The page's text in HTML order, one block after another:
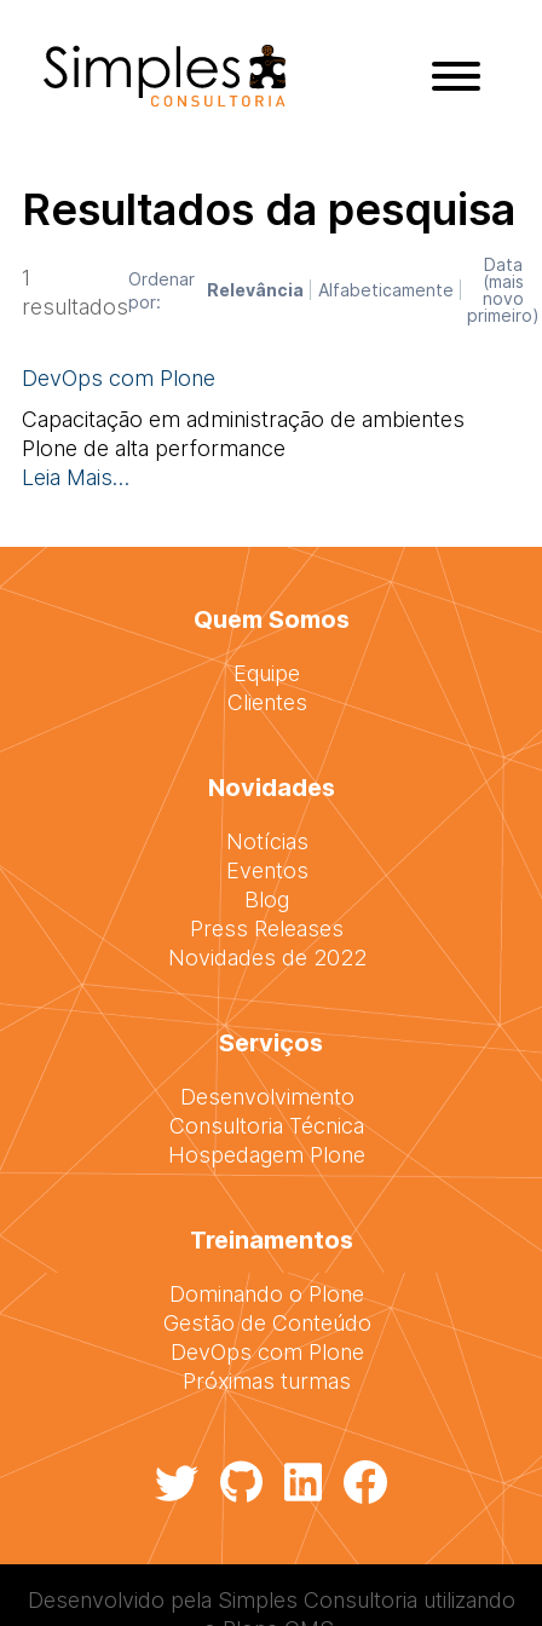
Resultados da pesquisa
1
resultados
Ordenar
por:
Relevância Alfabeticamente
Data
(mais
novo
primeiro)
DevOps com Plone
Capacitação em administração de ambientes
Plone de alta performance
Leia Mais…
Quem Somos
Equipe
Clientes
Novidades
Notícias
Eventos
Blog
Press Releases
Novidades de 2022
Serviços
Desenvolvimento
Consultoria Técnica
Hospedagem Plone
Treinamentos
Dominando o Plone
Gestão de Conteúdo
DevOps com Plone
Próximas turmas
Desenvolvido pela Simples Consultoria utilizando